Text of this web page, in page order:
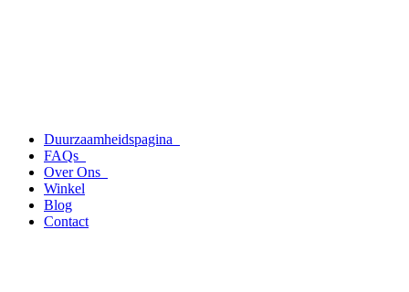
Duurzaamheidspagina
FAQs
Over Ons
Winkel
Blog
Contact